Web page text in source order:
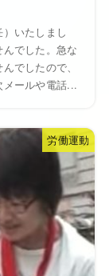
いたしまし
でした。急な
でしたので、
メールや電話...
労働運動